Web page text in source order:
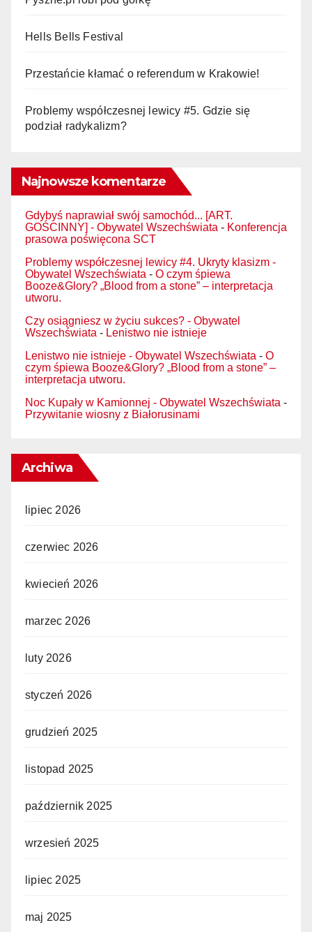
Hells Bells Festival
Przestańcie kłamać o referendum w Krakowie!
Problemy współczesnej lewicy #5. Gdzie się
podział radykalizm?
Najnowsze komentarze
Gdybyś naprawiał swój samochód... [ART.
GOŚCINNY] - Obywatel Wszechświata - Konferencja
prasowa poświęcona SCT
Problemy współczesnej lewicy #4. Ukryty klasizm -
Obywatel Wszechświata - O czym śpiewa
Booze&Glory? „Blood from a stone” – interpretacja
utworu.
Czy osiągniesz w życiu sukces? - Obywatel
Wszechświata - Lenistwo nie istnieje
Lenistwo nie istnieje - Obywatel Wszechświata - O
czym śpiewa Booze&Glory? „Blood from a stone” –
interpretacja utworu.
Noc Kupały w Kamionnej - Obywatel Wszechświata -
Przywitanie wiosny z Białorusinami
Archiwa
lipiec 2026
czerwiec 2026
kwiecień 2026
marzec 2026
luty 2026
styczeń 2026
grudzień 2025
listopad 2025
październik 2025
wrzesień 2025
lipiec 2025
maj 2025